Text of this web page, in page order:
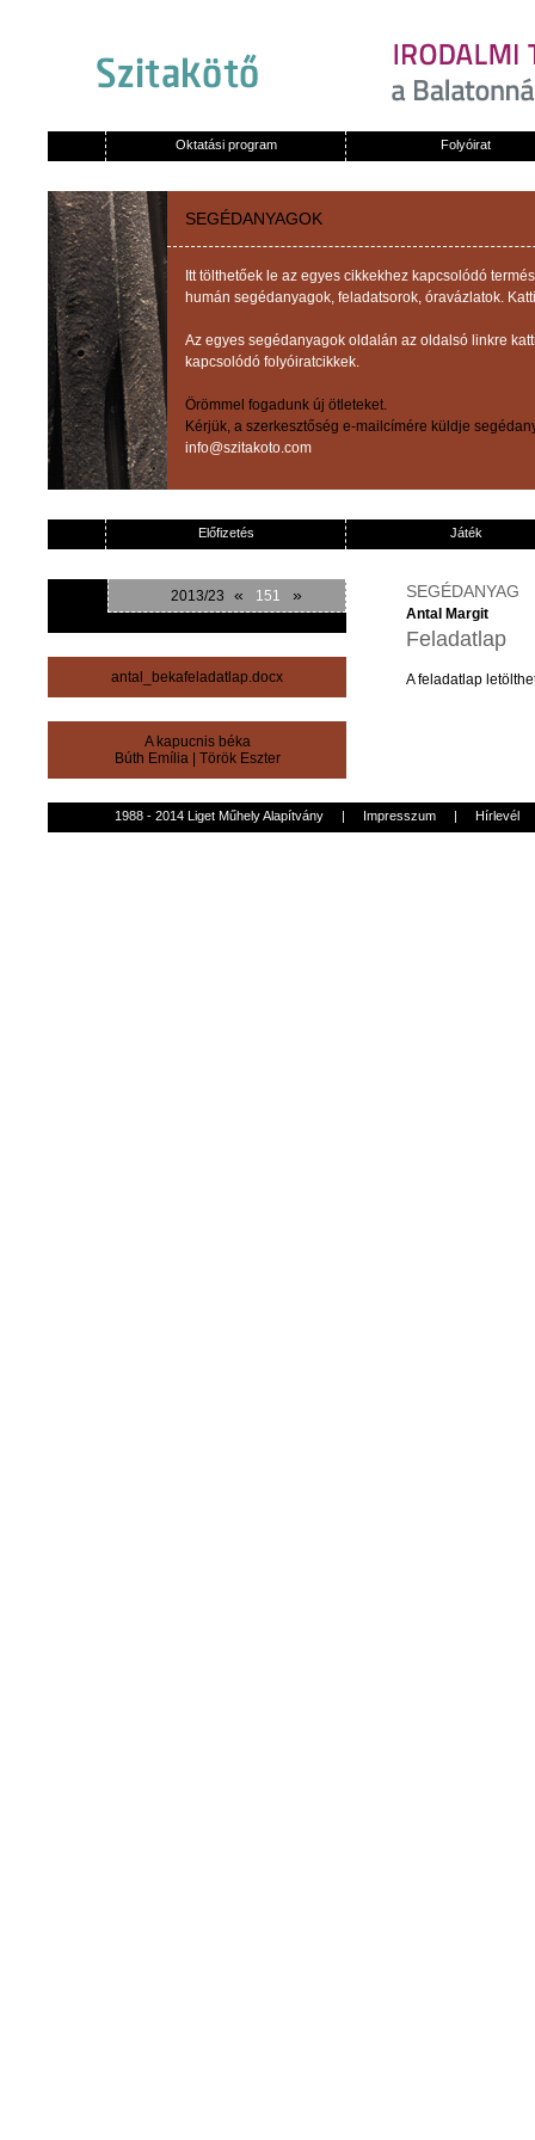
Oktatási program Folyóirat
SEGÉDANYAGOK
Itt tölthetőek le az egyes cikkekhez kapcsolódó
humán segédanyagok, feladatsorok, óravázlatok.
Az egyes segédanyagok oldalán az oldalsó linkre
kapcsolódó folyóiratcikkek.
Örömmel fogadunk új ötleteket.
Kérjük, a szerkesztőség e-mailcímére küldje
info@szitakoto.com
Előfizetés Játék
2013/23 « 151 »
antal_bekafeladatlap.docx
A kapucnis béka
Búth Emília| Török Eszter
SEGÉDANYAG
Antal Margit
Feladatlap
Afeladatlap
1988 - 2014 Liget Műhely Alapítvány | Impresszum | Hírlevél